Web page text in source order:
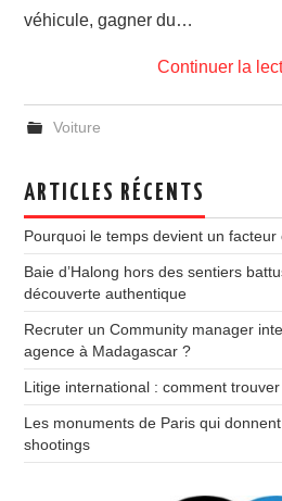
véhicule, gagner du…
Continuer la
Voiture
ARTICLES RÉCENTS
Pourquoi le temps devient un
Baie d’Halong hors des sentiers
découverte authentique
Recruter un Community manager
agence à Madagascar ?
Litige international : comment
Les monuments de Paris qui
shootings